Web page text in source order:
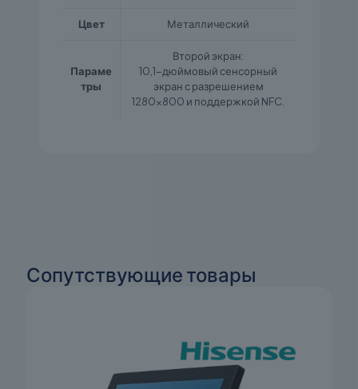
Цвет Металлический
Параме
тры
Второй экран:
10,1-дюймовый сенсорный
экран с разрешением
1280×800 и поддержкой NFC.
Сопутствующие товары